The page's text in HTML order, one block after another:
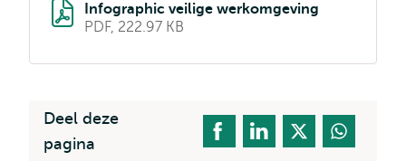
Infographic veilige werkomgeving
PDF, 222.97 KB
Deel deze
pagina